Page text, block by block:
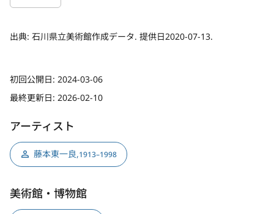
出典: 石川県立美術館作成データ. 提供日2020-07-13.
初回公開日: 2024-03-06
最終更新日: 2026-02-10
アーティスト
藤本東一良,1913–1998
美術館・博物館